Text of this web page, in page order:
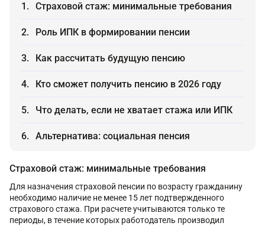
Страховой стаж: минимальные требования
Роль ИПК в формировании пенсии
Как рассчитать будущую пенсию
Кто сможет получить пенсию в 2026 году
Что делать, если не хватает стажа или ИПК
Альтернатива: социальная пенсия
Страховой стаж: минимальные требования
Для назначения страховой пенсии по возрасту гражданину
необходимо наличие не менее 15 лет подтвержденного
страхового стажа. При расчете учитываются только те
периоды, в течение которых работодатель производил